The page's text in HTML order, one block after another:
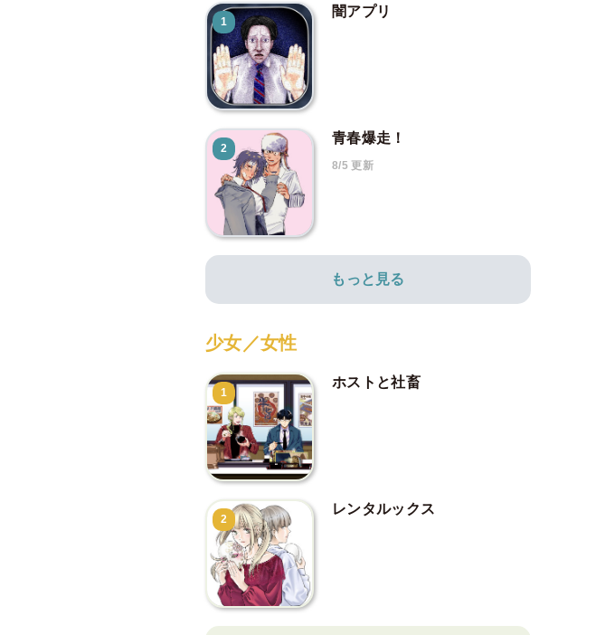
1
闇アプリ
2
青春爆走！
8/5 更新
もっと見る
少女／女性
1
ホストと社畜
2
レンタルックス